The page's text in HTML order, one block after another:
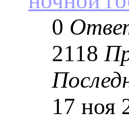
0
2118
17 ноя